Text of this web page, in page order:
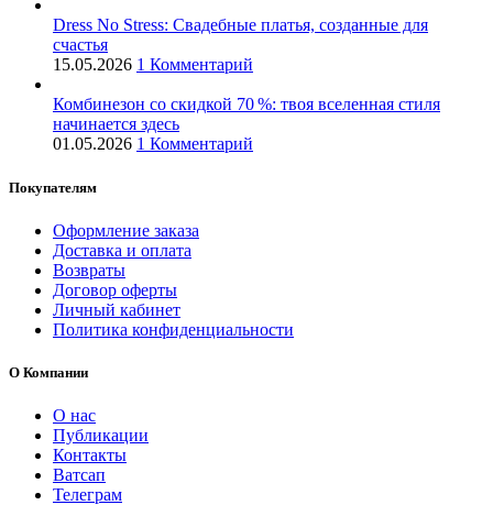
Dress No Stress: Свадебные платья, созданные для
счастья
15.05.2026 1 Комментарий
Комбинезон со скидкой 70 %: твоя вселенная стиля
начинается здесь
01.05.2026 1 Комментарий
Покупателям
Оформление заказа
Доставка и оплата
Возвраты
Договор оферты
Личный кабинет
Политика конфиденциальности
О Компании
О нас
Публикации
Контакты
Ватсап
Телеграм